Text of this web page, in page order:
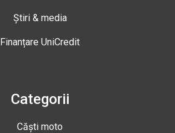
Știri & media
Finanțare UniCredit
Categorii
Căști moto